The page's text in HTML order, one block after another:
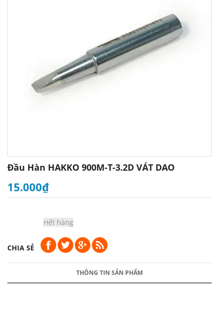
Đầu Hàn HAKKO 900M-T-3.2D VÁT DAO
15.000₫
Hết hàng
CHIA SẺ
THÔNG TIN SẢN PHẨM